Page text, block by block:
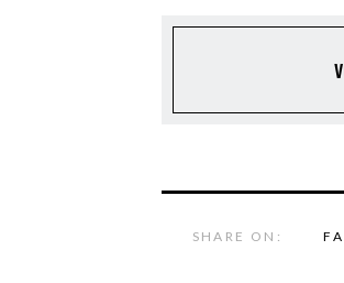
SHARE ON: